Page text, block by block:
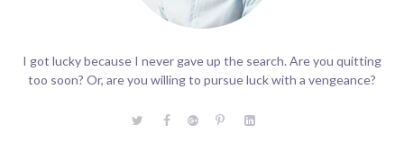
I got lucky because I never gave up the search. Are you quitting
too soon? Or, are you willing to pursue luck with a vengeance?